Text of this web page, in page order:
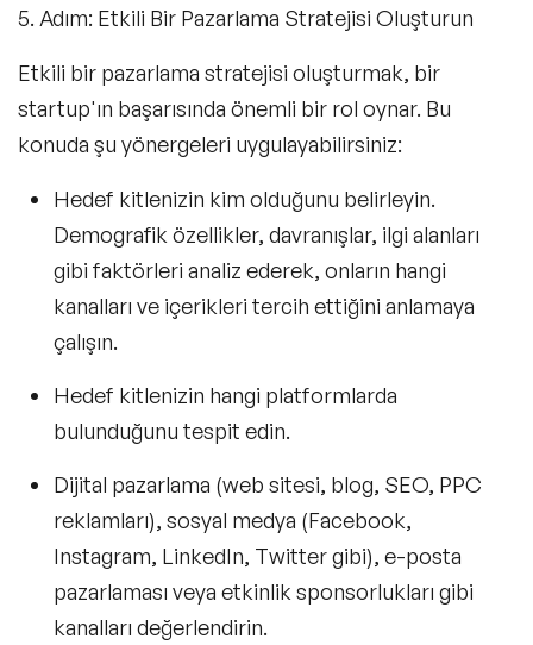
5. Adım: Etkili Bir Pazarlama Stratejisi Oluşturun
Etkili bir pazarlama stratejisi oluşturmak, bir
startup'ın başarısında önemli bir rol oynar. Bu
konuda şu yönergeleri uygulayabilirsiniz:
Hedef kitlenizin kim olduğunu belirleyin.
Demografik özellikler, davranışlar, ilgi alanları
gibi faktörleri analiz ederek, onların hangi
kanalları ve içerikleri tercih ettiğini anlamaya
çalışın.
Hedef kitlenizin hangi platformlarda
bulunduğunu tespit edin.
Dijital pazarlama (web sitesi, blog, SEO, PPC
reklamları), sosyal medya (Facebook,
Instagram, LinkedIn, Twitter gibi), e-posta
pazarlaması veya etkinlik sponsorlukları gibi
kanalları değerlendirin.